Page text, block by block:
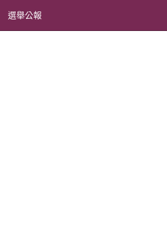
選舉公報